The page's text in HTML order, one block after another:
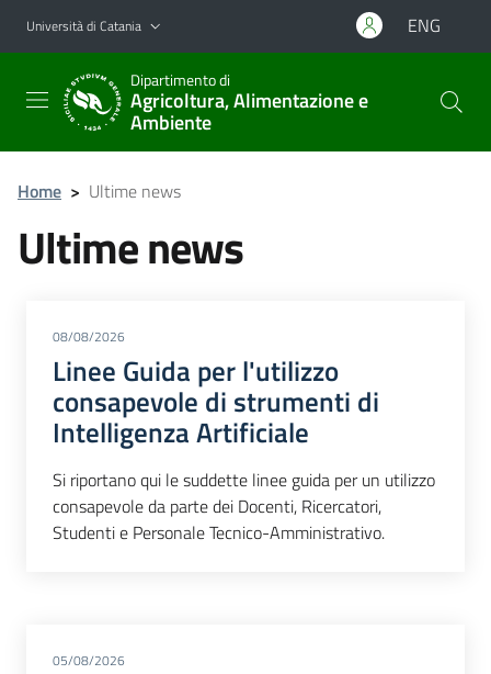
Vai al contenuto principale
Vai al menu di navigazione
Università di Catania ENG
Dipartimento di
Agricoltura, Alimentazione e
Ambiente
Home > Ultime news
Ultime news
08/08/2026
Linee Guida per l'utilizzo
consapevole di strumenti di
Intelligenza Artificiale
Si riportano qui le suddette linee guida per un utilizzo
consapevole da parte dei Docenti, Ricercatori,
Studenti e Personale Tecnico-Amministrativo.
05/08/2026